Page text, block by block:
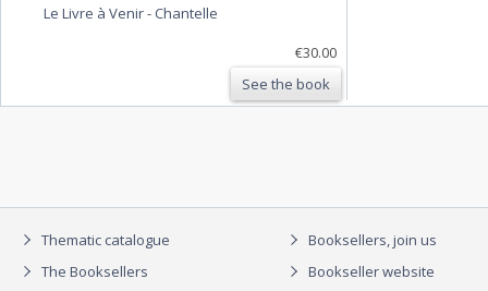
Le Livre à Venir- Chantelle
€30.00
See the book
Thematic catalogue
The Booksellers
Booksellers, join us
Bookseller website